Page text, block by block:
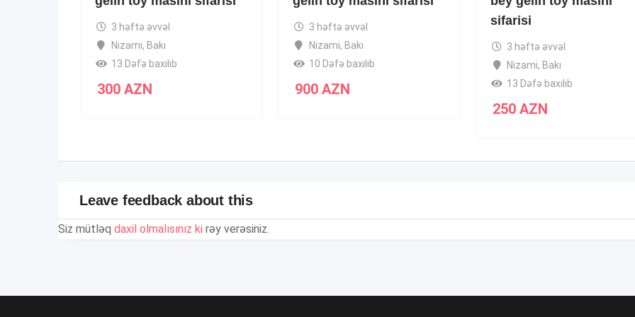
3 həftə əvvəl
Nizami, Bakı
13 Dəfə baxılıb
300 AZN
3 həftə əvvəl
Nizami, Bakı
10 Dəfə baxılıb
900AZN
sifarisi
3 həftə əvvəl
Nizami, Bakı
13 Dəfə baxılıb
250AZN
Leave feedback about this
Siz mütləq daxil olmalısınız ki rəy verəsiniz.